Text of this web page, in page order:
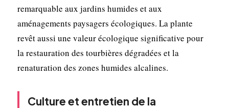
remarquable aux jardins humides et aux
aménagements paysagers écologiques. La plante
revêt aussi une valeur écologique significative pour
la restauration des tourbières dégradées et la
renaturation des zones humides alcalines.
Culture et entretien de la